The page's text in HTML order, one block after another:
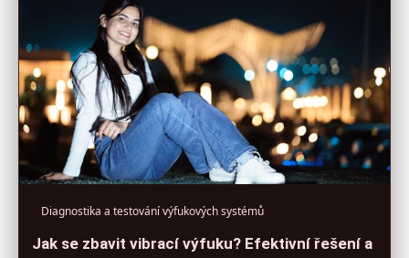
Diagnostika a testování výfukových systémů
Jak se zbavit vibrací výfuku? Efektivní řešení a